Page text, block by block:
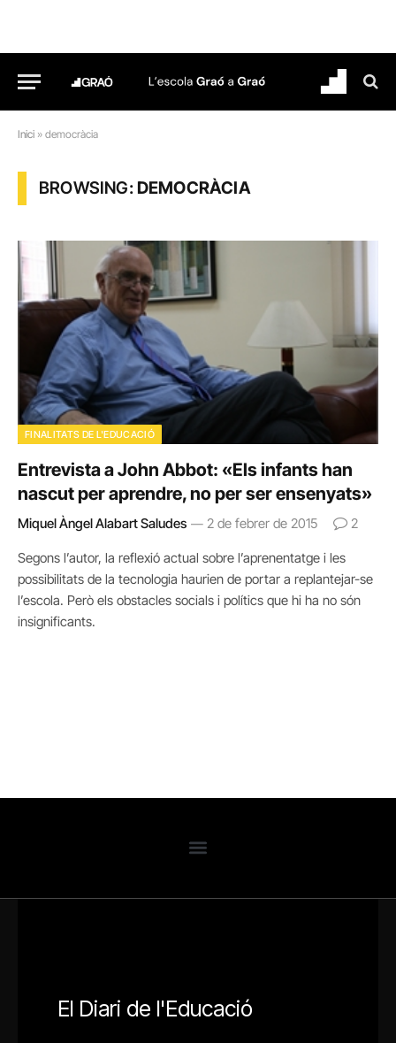
Inici » democràcia
BROWSING:DEMOCRÀCIA
FINALITATS DE L'EDUCACIÓ
Entrevista a John Abbot: «Els infants han
nascut per aprendre, no per ser ensenyats»
Miquel Àngel Alabart Saludes 2 de febrer de 2015 2
Segons l’autor, la reflexió actual sobre l’aprenentatge i les
possibilitats de la tecnologia haurien de portar a replantejar-se
l’escola. Però els obstacles socials i polítics que hi ha no són
insignificants.